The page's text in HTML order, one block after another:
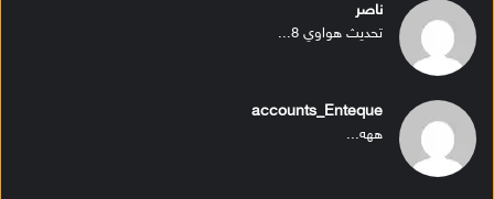
ناصر
تحديث هواوي 8...
accounts_Enteque
ههه...